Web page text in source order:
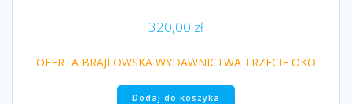
320,00 zł
OFERTA BRAJLOWSKA WYDAWNICTWA TRZECIE OKO
Dodaj do koszyka